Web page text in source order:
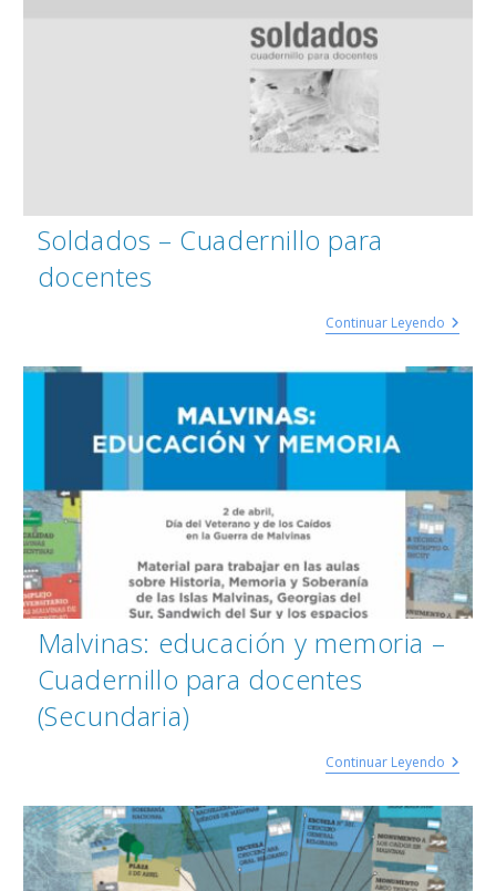
Soldados – Cuadernillo para
docentes
Continuar Leyendo
Malvinas: educación y memoria –
Cuadernillo para docentes
(Secundaria)
Continuar Leyendo